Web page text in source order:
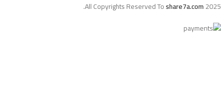
All Copyrights Reserved Toshare7a.com2025.